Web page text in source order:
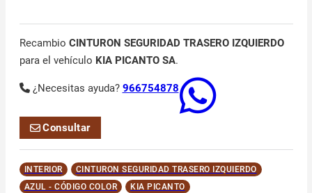
Recambio CINTURON SEGURIDAD TRASERO IZQUIERDO
para el vehículo KIA PICANTO SA.
¿Necesitas ayuda? 966754878
Consultar
INTERIOR
CINTURON SEGURIDAD TRASERO IZQUIERDO
AZUL - CÓDIGO COLOR
KIA PICANTO